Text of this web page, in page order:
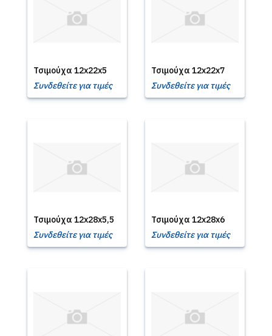
Τσιμούχα 12x22x5
Συνδεθείτε για τιμές
Τσιμούχα 12x22x7
Συνδεθείτε για τιμές
Τσιμούχα 12x28x5,5
Συνδεθείτε για τιμές
Τσιμούχα 12x28x6
Συνδεθείτε για τιμές